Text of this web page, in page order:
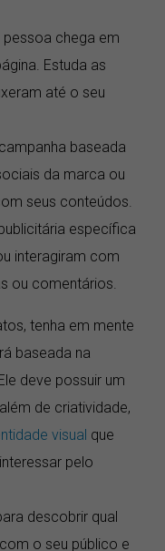
pessoa chega em
Estuda as
até o seu
baseada
da marca ou
seus conteúdos.
específica
interagiram com
ou comentários.
tenha em mente
baseada na
deve possuir um
de criatividade,
visual que
pelo
descobrir qual
o seu público e